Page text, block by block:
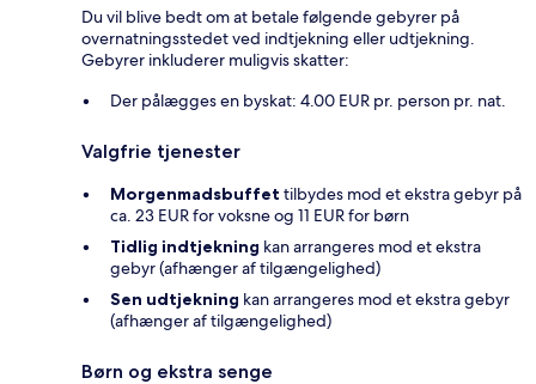
Du vil blive bedt om at betale følgende gebyrer på
overnatningsstedet ved indtjekning eller udtjekning.
Gebyrer inkluderer muligvis skatter:
Der pålægges en byskat: 4.00 EUR pr. person pr. nat.
Valgfrie tjenester
Morgenmadsbuffet tilbydes mod et ekstra gebyr på
ca. 23 EUR for voksne og 11 EUR for børn
Tidlig indtjekning kan arrangeres mod et ekstra
gebyr (afhænger af tilgængelighed)
Sen udtjekning kan arrangeres mod et ekstra gebyr
(afhænger af tilgængelighed)
Børn og ekstra senge